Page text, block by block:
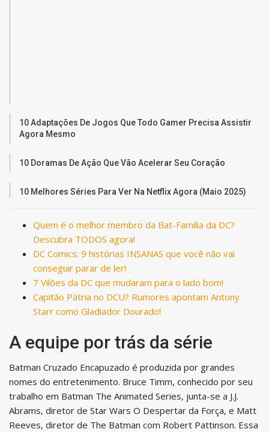
10 Adaptações De Jogos Que Todo Gamer Precisa Assistir
Agora Mesmo
10 Doramas De Ação Que Vão Acelerar Seu Coração
10 Melhores Séries Para Ver Na Netflix Agora (Maio 2025)
Quem é o melhor membro da Bat-Família da DC?
Descubra TODOS agora!
DC Comics: 9 histórias INSANAS que você não vai
conseguir parar de ler!
7 Vilões da DC que mudaram para o lado bom!
Capitão Pátria no DCU? Rumores apontam Antony
Starr como Gladiador Dourado!
A equipe por trás da série
Batman Cruzado Encapuzado é produzida por grandes
nomes do entretenimento. Bruce Timm, conhecido por seu
trabalho em Batman The Animated Series, junta-se a J.J.
Abrams, diretor de Star Wars O Despertar da Força, e Matt
Reeves, diretor de The Batman com Robert Pattinson. Essa